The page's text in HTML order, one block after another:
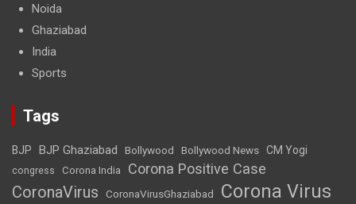
Noida
Ghaziabad
India
Sports
Tags
BJP BJP Ghaziabad Bollywood Bollywood News CM Yogi
congress Corona India Corona Positive Case
CoronaVirus CoronaVirusGhaziabad
Corona Virus